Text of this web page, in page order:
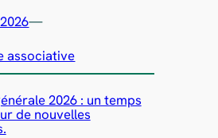
—
associative
2026 : un temps
de nouvelles